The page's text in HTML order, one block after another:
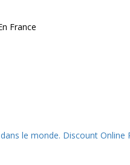
France
le monde. Discount Online